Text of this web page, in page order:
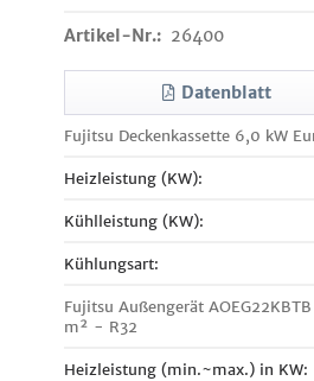
Artikel-Nr.: 26400
Datenblatt
Fujitsu Deckenkassette 6,0 kW
Heizleistung (KW):
Kühlleistung (KW):
Kühlungsart:
Fujitsu Außengerät
m² - R32
Heizleistung (min.~max.) in KW: